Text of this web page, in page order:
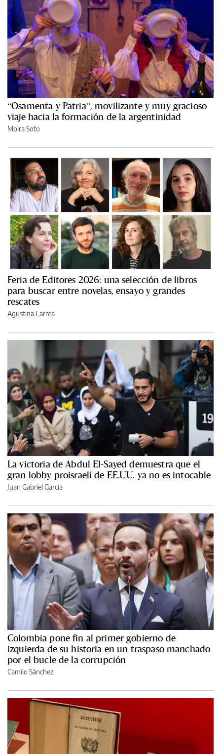
“Osamenta y Patria”, movilizante y muy gracioso
viaje hacia la formación de la argentinidad
Moira Soto
Feria de Editores 2026: una selección de libros
para buscar entre novelas, ensayo y grandes
rescates
Agustina Larrea
La victoria de Abdul El-Sayed demuestra que el
gran lobby proisraelí de EE.UU. ya no es intocable
Juan Gabriel García
Colombia pone fin al primer gobierno de
izquierda de su historia en un traspaso manchado
por el bucle de la corrupción
Camilo Sánchez